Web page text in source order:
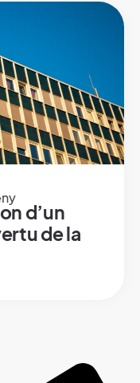
d’un
de la